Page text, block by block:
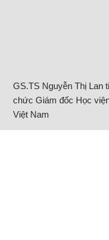
GS.TS Nguyễn Thị Lan
chức Giám đốc Học
Việt Nam